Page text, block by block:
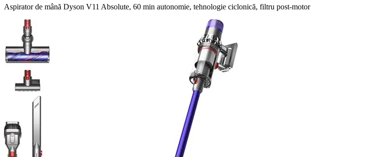
Aspirator de mână Dyson V11 Absolute, 60 min autonomie, tehnologie ciclonică, filtru post-motor